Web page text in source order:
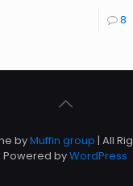
8
byMuffin group | All
Powered byWordPress